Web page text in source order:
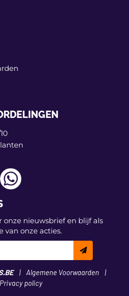
onze nieuwsbrief en blijf als
van onze acties.
Algemene Voorwaarden
Privacy policy